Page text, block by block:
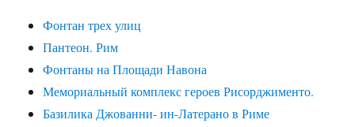
Фонтан трех улиц
Пантеон. Рим
Фонтаны на Площади Навона
Мемориальный комплекс героев Рисорджименто.
Базилика Джованни- ин-Латерано в Риме